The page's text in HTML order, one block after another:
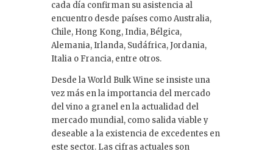
cada día confirman su asistencia al
encuentro desde países como Australia,
Chile, Hong Kong, India, Bélgica,
Alemania, Irlanda, Sudáfrica, Jordania,
Italia o Francia, entre otros.
Desde la World Bulk Wine se insiste una
vez más en la importancia del mercado
del vino a granel en la actualidad del
mercado mundial, como salida viable y
deseable a la existencia de excedentes en
este sector. Las cifras actuales son